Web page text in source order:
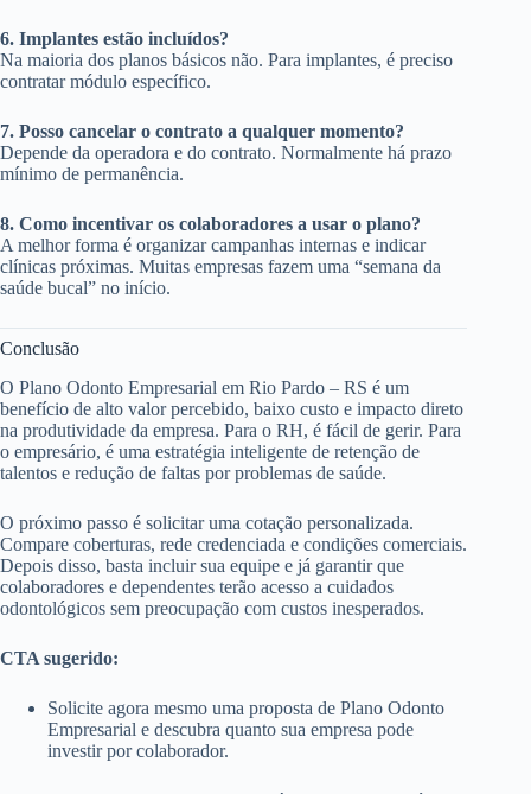
6. Implantes estão incluídos?
Na maioria dos planos básicos não. Para implantes, é preciso
contratar módulo específico.
7. Posso cancelar o contrato a qualquer momento?
Depende da operadora e do contrato. Normalmente há prazo
mínimo de permanência.
8. Como incentivar os colaboradores a usar o plano?
A melhor forma é organizar campanhas internas e indicar
clínicas próximas. Muitas empresas fazem uma “semana da
saúde bucal” no início.
Conclusão
O Plano Odonto Empresarial em Rio Pardo – RS é um
benefício de alto valor percebido, baixo custo e impacto direto
na produtividade da empresa. Para o RH, é fácil de gerir. Para
o empresário, é uma estratégia inteligente de retenção de
talentos e redução de faltas por problemas de saúde.
O próximo passo é solicitar uma cotação personalizada.
Compare coberturas, rede credenciada e condições comerciais.
Depois disso, basta incluir sua equipe e já garantir que
colaboradores e dependentes terão acesso a cuidados
odontológicos sem preocupação com custos inesperados.
CTA sugerido:
Solicite agora mesmo uma proposta de Plano Odonto
Empresarial e descubra quanto sua empresa pode
investir por colaborador.